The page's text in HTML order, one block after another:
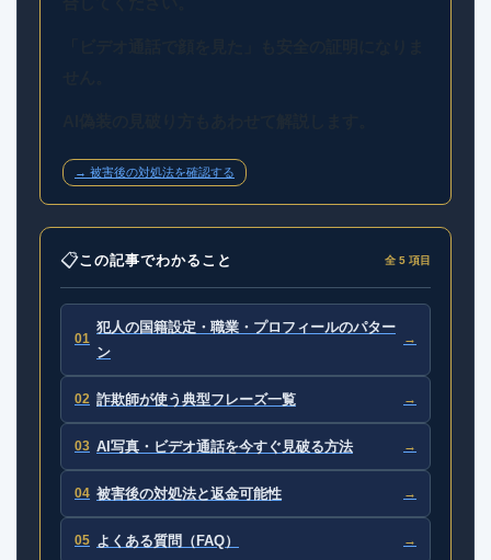
→ 被害後の対処法を確認する
📋この記事でわかること 全 5 項目
01
犯人の国籍設定・職業・プロフィールのパター
ン
→
02 詐欺師が使う典型フレーズ一覧 →
03 AI写真・ビデオ通話を今すぐ見破る方法 →
04 被害後の対処法と返金可能性 →
05 よくある質問（FAQ） →